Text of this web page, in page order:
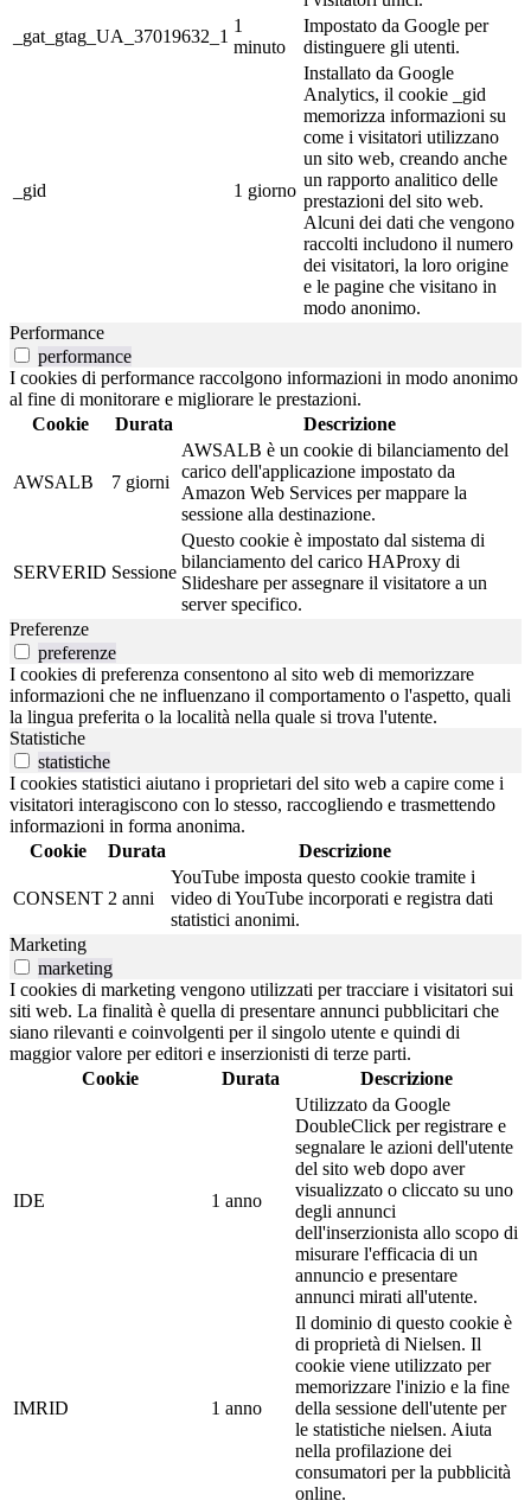
_gat_gtag_UA_37019632_1
1
minuto
Impostato da Google per
distinguere gli utenti.
_gid 1 giorno
Installato da Google
Analytics, il cookie _gid
memorizza informazioni su
come i visitatori utilizzano
un sito web, creando anche
un rapporto analitico delle
prestazioni del sito web.
Alcuni dei dati che vengono
raccolti includono il numero
dei visitatori, la loro origine
e le pagine che visitano in
modo anonimo.
Performance
performance
I cookies di performance raccolgono informazioni in modo anonimo
al fine di monitorare e migliorare le prestazioni.
Cookie
Durata Descrizione
AWSALB 7 giorni
AWSALB è un cookie di bilanciamento del
carico dell'applicazione impostato da
Amazon Web Services per mappare la
sessione alla destinazione.
SERVERID Sessione
Questo cookie è impostato dal sistema di
bilanciamento del carico HAProxy di
Slideshare per assegnare il visitatore a un
server specifico.
Preferenze
preferenze
I cookies di preferenza consentono al sito web di memorizzare
informazioni che ne influenzano il comportamento o l'aspetto, quali
la lingua preferita o la località nella quale si trova l'utente.
Statistiche
statistiche
I cookies statistici aiutano i proprietari del sito web a capire come i
visitatori interagiscono con lo stesso, raccogliendo e trasmettendo
informazioni in forma anonima.
Cookie
Durata Descrizione
CONSENT 2 anni
YouTube imposta questo cookie tramite i
video di YouTube incorporati e registra dati
statistici anonimi.
Marketing
marketing
I cookies di marketing vengono utilizzati per tracciare i visitatori sui
siti web. La finalità è quella di presentare annunci pubblicitari che
siano rilevanti e coinvolgenti per il singolo utente e quindi di
maggior valore per editori e inserzionisti di terze parti.
Cookie
Durata Descrizione
IDE 1 anno
Utilizzato da Google
DoubleClick per registrare e
segnalare le azioni dell'utente
del sito web dopo aver
visualizzato o cliccato su uno
degli annunci
dell'inserzionista allo scopo di
misurare l'efficacia di un
annuncio e presentare
annunci mirati all'utente.
IMRID 1 anno
Il dominio di questo cookie è
di proprietà di Nielsen. Il
cookie viene utilizzato per
memorizzare l'inizio e la fine
della sessione dell'utente per
le statistiche nielsen. Aiuta
nella profilazione dei
consumatori per la pubblicità
online.